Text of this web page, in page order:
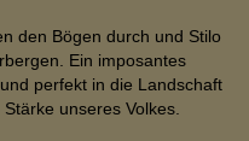
den Bögen durch und Stilo
Ein imposantes
perfekt in die Landschaft
unseres Volkes.